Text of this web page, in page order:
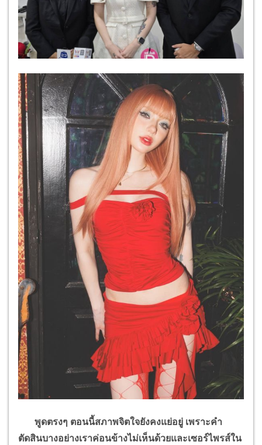
พูดตรงๆ ตอนนี้สภาพจิตใจยังคงแย่อยู่ เพราะคำ
ตัดสินบางอย่างเราค่อนข้างไม่เห็นด้วยและเซอร์ไพรส์ใน